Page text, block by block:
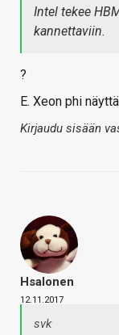
Intel tekee
kannettaviin.
?
E. Xeon phi
Kirjaudu sisään
Hsalonen
12.11.2017
svk